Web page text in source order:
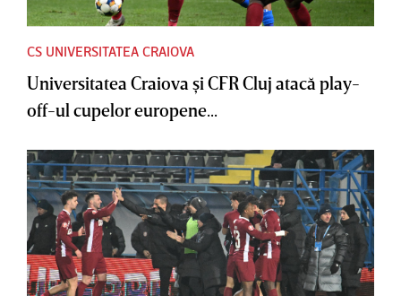
CS UNIVERSITATEA CRAIOVA
Universitatea Craiova şi CFR Cluj atacă play-
off-ul cupelor europene...